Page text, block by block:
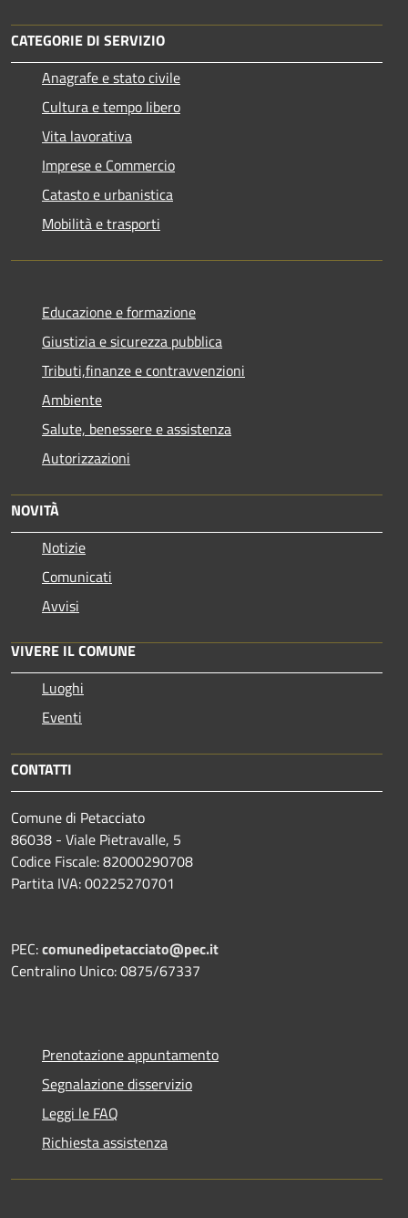
CATEGORIE DI SERVIZIO
Anagrafe e stato civile
Cultura e tempo libero
Vita lavorativa
Imprese e Commercio
Catasto e urbanistica
Mobilità e trasporti
Educazione e formazione
Giustizia e sicurezza pubblica
Tributi,finanze e contravvenzioni
Ambiente
Salute, benessere e assistenza
Autorizzazioni
NOVITÀ
Notizie
Comunicati
Avvisi
VIVERE IL COMUNE
Luoghi
Eventi
CONTATTI
Comune di Petacciato
86038 - Viale Pietravalle, 5
Codice Fiscale: 82000290708
Partita IVA: 00225270701
PEC:comunedipetacciato@pec.it
Centralino Unico: 0875/67337
Prenotazione appuntamento
Segnalazione disservizio
Leggi le FAQ
Richiesta assistenza